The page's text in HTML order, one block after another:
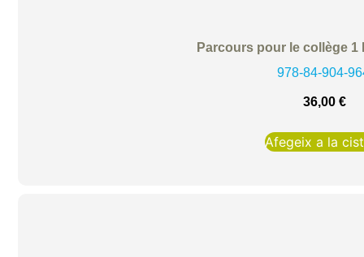
Parcours pour le collège 1
978-84-904-
36,00€
Afegeix a la